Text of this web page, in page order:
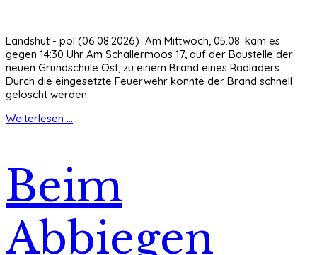
Landshut - pol (06.08.2026) Am Mittwoch, 05.08. kam es
gegen 14:30 Uhr Am Schallermoos 17, auf der Baustelle der
neuen Grundschule Ost, zu einem Brand eines Radladers.
Durch die eingesetzte Feuerwehr konnte der Brand schnell
gelöscht werden.
Weiterlesen ...
Beim
Abbiegen